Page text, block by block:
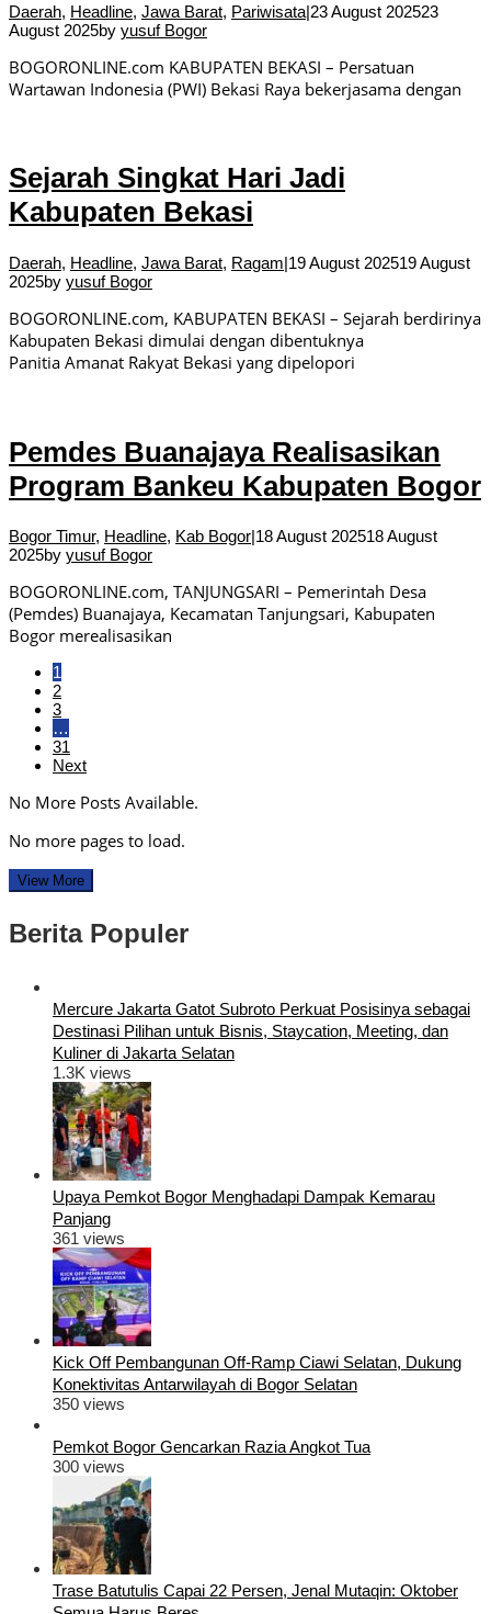
Daerah, Headline, Jawa Barat, Pariwisata|23 August 202523
August 2025by yusuf Bogor
BOGORONLINE.com KABUPATEN BEKASI – Persatuan
Wartawan Indonesia (PWI) Bekasi Raya bekerjasama dengan
Sejarah Singkat Hari Jadi
Kabupaten Bekasi
Daerah, Headline, Jawa Barat, Ragam|19 August 202519 August
2025by yusuf Bogor
BOGORONLINE.com, KABUPATEN BEKASI – Sejarah berdirinya
Kabupaten Bekasi dimulai dengan dibentuknya
Panitia Amanat Rakyat Bekasi yang dipelopori
Pemdes Buanajaya Realisasikan
Program Bankeu Kabupaten Bogor
Bogor Timur, Headline, Kab Bogor|18 August 202518 August
2025by yusuf Bogor
BOGORONLINE.com, TANJUNGSARI – Pemerintah Desa
(Pemdes) Buanajaya, Kecamatan Tanjungsari, Kabupaten
Bogor merealisasikan
1
2
3
…
31
Next
No More Posts Available.
No more pages to load.
View More
Berita Populer
Mercure Jakarta Gatot Subroto Perkuat Posisinya sebagai
Destinasi Pilihan untuk Bisnis, Staycation, Meeting, dan
Kuliner di Jakarta Selatan
1.3K views
Upaya Pemkot Bogor Menghadapi Dampak Kemarau
Panjang
361 views
Kick Off Pembangunan Off-Ramp Ciawi Selatan, Dukung
Konektivitas Antarwilayah di Bogor Selatan
350 views
Pemkot Bogor Gencarkan Razia Angkot Tua
300 views
Trase Batutulis Capai 22 Persen, Jenal Mutaqin: Oktober